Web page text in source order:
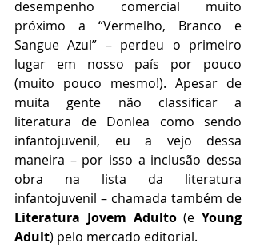
desempenho comercial muito
próximo a “Vermelho, Branco e
Sangue Azul” – perdeu o primeiro
lugar em nosso país por pouco
(muito pouco mesmo!). Apesar de
muita gente não classificar a
literatura de Donlea como sendo
infantojuvenil, eu a vejo dessa
maneira – por isso a inclusão dessa
obra na lista da literatura
Literatura Jovem Adulto (e Young
Adult) pelo mercado editorial.